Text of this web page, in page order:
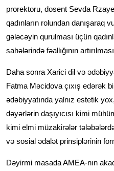
prorektoru, dosent Sevda
qadınların rolundan danışaraq
gələcəyin qurulması üçün
sahələrində fəallığının
Daha sonra Xarici dil və
Fatma Məcidova çıxış edərək
ədəbiyyatında yalnız estetik
dəyərlərin daşıyıcısı kimi
kimi elmi müzakirələr
və sosial ədalət prinsiplərinin
Dəyirmi masada AMEA-nın